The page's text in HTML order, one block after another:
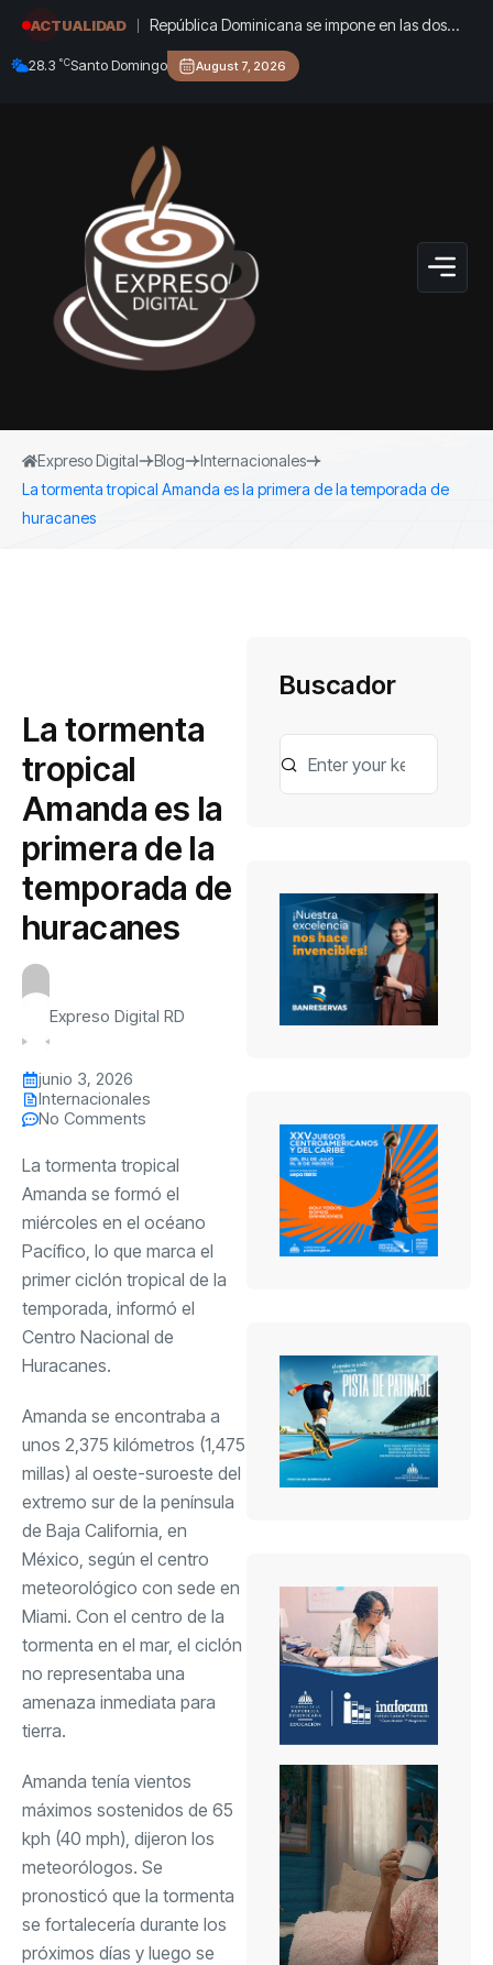
ACTUALIDAD
República Dominicana se impone en las dos
ramas del 4×100 en los Juegos de Santo
Domingo
28.3 °CSanto Domingo August 7, 2026
Expreso Digital Blog
Internacionales
La tormenta tropical Amanda es la primera de la temporada de
huracanes
La tormenta
tropical
Amanda es la
primera de la
temporada de
huracanes
Expreso Digital RD
junio 3, 2026
Internacionales
No Comments
La tormenta tropical
Amanda se formó el
miércoles en el océano
Pacífico, lo que marca el
primer ciclón tropical de la
temporada, informó el
Centro Nacional de
Huracanes.
Amanda se encontraba a
unos 2,375 kilómetros (1,475
millas) al oeste-suroeste del
extremo sur de la península
de Baja California, en
México, según el centro
meteorológico con sede en
Miami. Con el centro de la
tormenta en el mar, el ciclón
no representaba una
amenaza inmediata para
tierra.
Amanda tenía vientos
máximos sostenidos de 65
kph (40 mph), dijeron los
meteorólogos. Se
pronosticó que la tormenta
se fortalecería durante los
próximos días y luego se
Buscador